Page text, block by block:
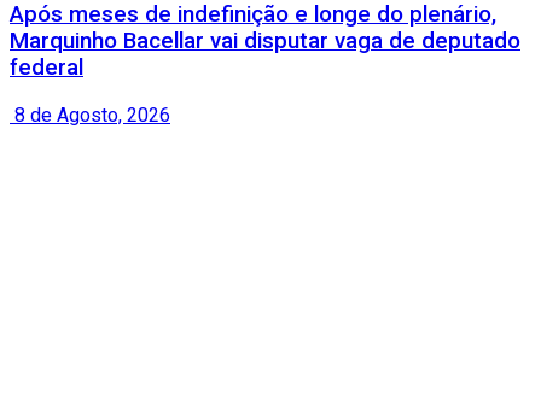
Após meses de indefinição e longe do plenário,
Marquinho Bacellar vai disputar vaga de deputado
federal
8 de Agosto, 2026